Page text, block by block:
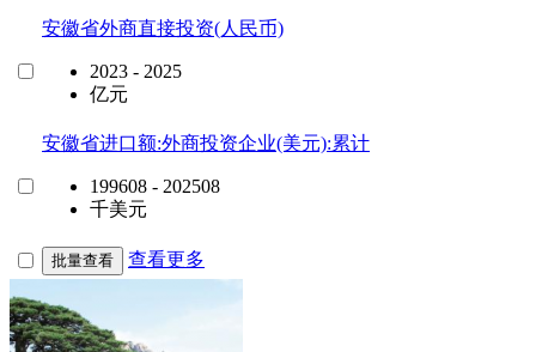
安徽省外商直接投资(人民币)
2023 - 2025
亿元
安徽省进口额:外商投资企业(美元):累计
199608 - 202508
千美元
批量查看 查看更多